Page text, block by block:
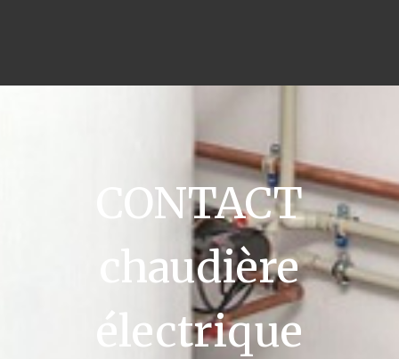
CONTACT
chaudière
électrique